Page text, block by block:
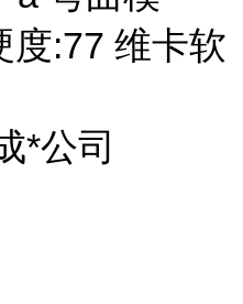
度:77 维卡软
*公司